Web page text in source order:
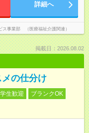
詳細へ
事業部 （医療福祉介護関連）
掲載日：2026.08.02
の仕分け
生歓迎
ブランクOK